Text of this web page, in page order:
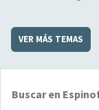
VER MÁS TEMAS